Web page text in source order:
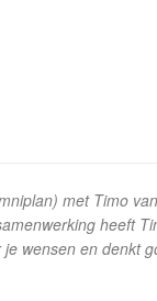
met Timo van
heeft
wensen en denkt